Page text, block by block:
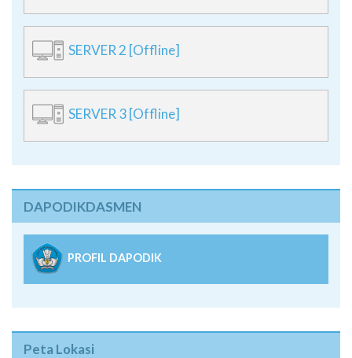
SERVER 2 [Offline]
SERVER 3 [Offline]
DAPODIKDASMEN
PROFIL DAPODIK
Peta Lokasi